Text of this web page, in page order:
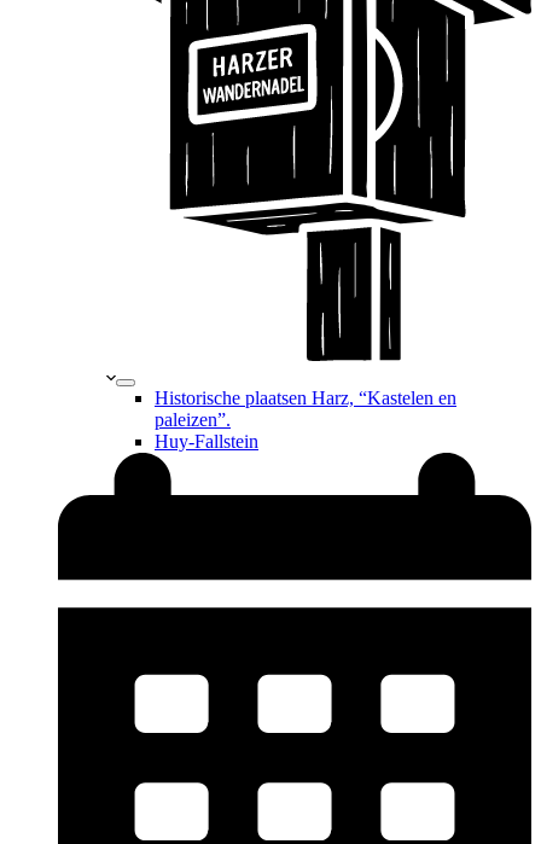
Historische plaatsen Harz, “Kastelen en
paleizen”.
Huy-Fallstein